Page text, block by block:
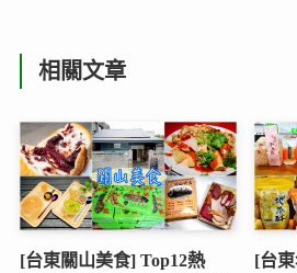
相關文章
[台東關山美食] Top12熱
[台